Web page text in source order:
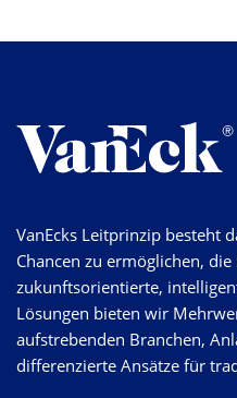
VanEcks Leitprinzip besteht
Chancen zu ermöglichen,
zukunftsorientierte,
Lösungen bieten wir
aufstrebenden Branchen,
differenzierte Ansätze für